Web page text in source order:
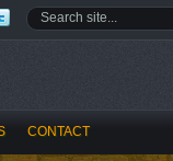
CONTACT